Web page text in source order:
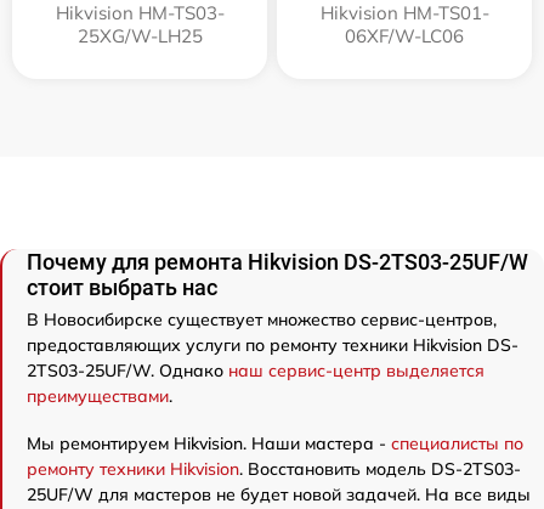
Hikvision HM-TS03-
25XG/W-LH25
Hikvision HM-TS01-
06XF/W-LC06
Почему для ремонта Hikvision DS-2TS03-25UF/W
стоит выбрать нас
В Новосибирске существует множество сервис-центров,
предоставляющих услуги по ремонту техники Hikvision DS-
2TS03-25UF/W. Однако наш сервис-центр выделяется
преимуществами.
Мы ремонтируем Hikvision. Наши мастера - специалисты по
ремонту техники Hikvision. Восстановить модель DS-2TS03-
25UF/W для мастеров не будет новой задачей. На все виды